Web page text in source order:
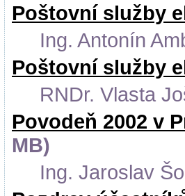
Poštovní služby
Ing. Antonín
Poštovní služby
RNDr. Vlasta
Povodeň 2002 v
MB)
Ing. Jaroslav